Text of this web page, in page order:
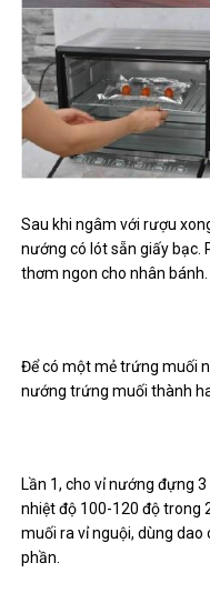
Sau khi ngâm với rượu
nướng có lót sẵn giấy bạc.
thơm ngon cho nhân bánh.
Để có một mẻ trứng muối
nướng trứng muối thành
Lần 1, cho vỉ nướng đựng
nhiệt độ 100-120 độ trong
muối ra vỉ nguội, dùng
phần.